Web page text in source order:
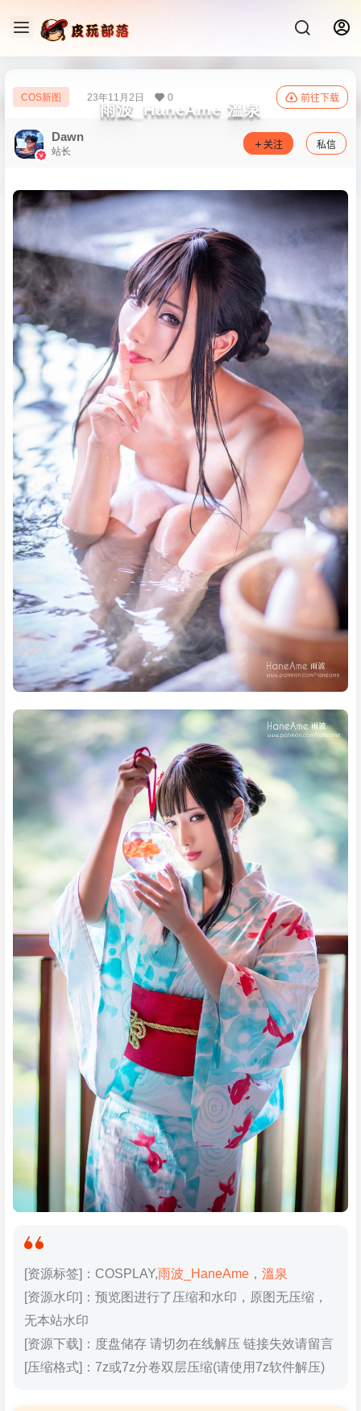
雨波_HaneAme 溫泉
COS新图 23年11月2日 0 前往下载
Dawn
站长
关注 私信
[资源标签]：COSPLAY,雨波_HaneAme
溫泉
[资源水印]：预览图进行了压缩和水印，原图无压缩，
无本站水印
[资源下载]：度盘储存 请切勿在线解压 链接失效请留言
[压缩格式]：7z或7z分卷双层压缩(请使用7z软件解压)